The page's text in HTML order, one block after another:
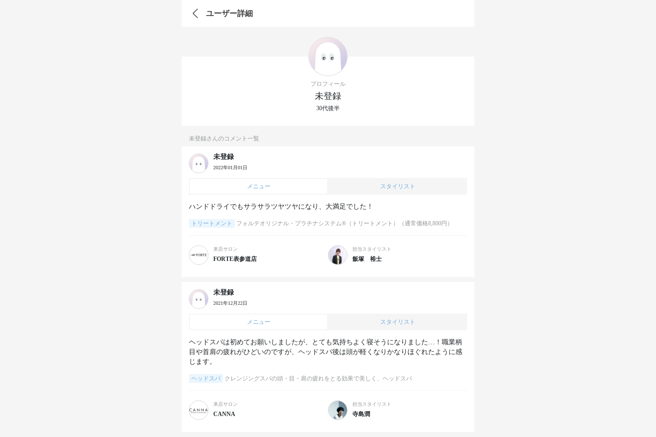
ユーザー詳細
プロフィール
未登録
30代後半
未登録さんのコメント一覧
未登録
2022年01月01日
メニュー スタイリスト
ハンドドライでもサラサラツヤツヤになり、大満足でした！
トリートメント フォルテオリジナル・プラチナシステム®（トリートメント）（通常価格8,800円）
来店サロン
FORTE表参道店
担当スタイリスト
飯塚 裕士
未登録
2021年12月22日
メニュー スタイリスト
ヘッドスパは初めてお願いしましたが、とても気持ちよく寝そうになりました…！職業柄
目や首肩の疲れがひどいのですが、ヘッドスパ後は頭が軽くなりかなりほぐれたように感
じます。
ヘッドスパ クレンジングスパの頭・目・肩の疲れをとる効果で美しく、ヘッドスパ
来店サロン
CANNA
担当スタイリスト
寺島潤